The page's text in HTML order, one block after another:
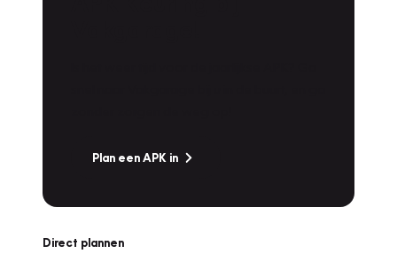
Plan een APK in
Direct plannen